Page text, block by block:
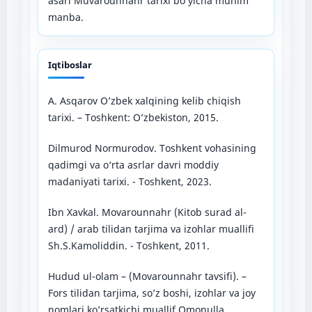
manba.
Iqtiboslar
A. Asqarov O’zbek xalqining kelib chiqish
tarixi. – Toshkent: O’zbekiston, 2015.
Dilmurod Normurodov. Toshkent vohasining
qadimgi va o‘rta asrlar davri moddiy
madaniyati tarixi. - Toshkent, 2023.
Ibn Xavkal. Movarounnahr (Kitob surad al-
ard) / arab tilidan tarjima va izohlar muallifi
Sh.S.Kamoliddin. - Toshkent, 2011.
Hudud ul-olam – (Movarounnahr tavsifi). –
Fors tilidan tarjima, so’z boshi, izohlar va joy